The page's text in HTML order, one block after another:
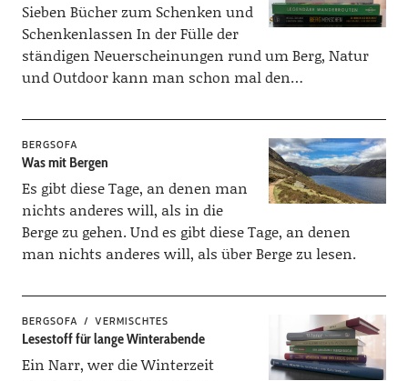
Sieben Bücher zum Schenken und
Schenkenlassen In der Fülle der
ständigen Neuerscheinungen rund um Berg, Natur
und Outdoor kann man schon mal den…
BERGSOFA
Was mit Bergen
Es gibt diese Tage, an denen man
nichts anderes will, als in die
Berge zu gehen. Und es gibt diese Tage, an denen
man nichts anderes will, als über Berge zu lesen.
BERGSOFA VERMISCHTES
Lesestoff für lange Winterabende
Ein Narr, wer die Winterzeit